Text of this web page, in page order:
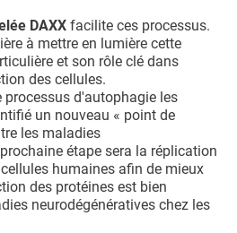
DAXX facilite ces processus.
à mettre en lumière cette
et son rôle clé dans
des cellules.
processus d'autophagie les
un nouveau « point de
les maladies
étape sera la réplication
humaines afin de mieux
des protéines est bien
neurodégénératives chez les